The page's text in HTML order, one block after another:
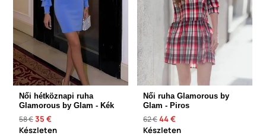
Női hétköznapi ruha
Glamorous by Glam - Kék
58 €35 €
Készleten
Női ruha Glamorous by
Glam - Piros
62 €44 €
Készleten